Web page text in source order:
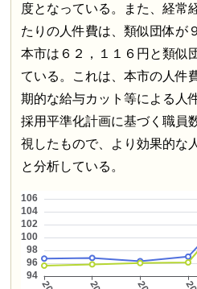
度となっている。また、経常
たりの人件費は、類似団体が
本市は６２，１１６円と類似
ている。これは、本市の人件
期的な給与カット等による人
採用平準化計画に基づく職員
視したもので、より効果的な
と分析している。